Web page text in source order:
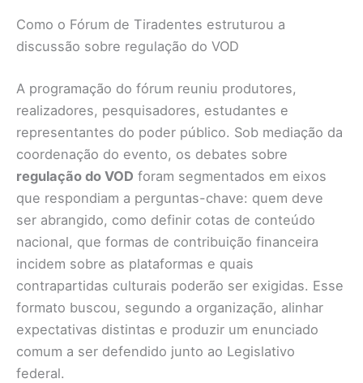
Como o Fórum de Tiradentes estruturou a
discussão sobre regulação do VOD
A programação do fórum reuniu produtores,
realizadores, pesquisadores, estudantes e
representantes do poder público. Sob mediação da
coordenação do evento, os debates sobre
regulação do VOD foram segmentados em eixos
que respondiam a perguntas-chave: quem deve
ser abrangido, como definir cotas de conteúdo
nacional, que formas de contribuição financeira
incidem sobre as plataformas e quais
contrapartidas culturais poderão ser exigidas. Esse
formato buscou, segundo a organização, alinhar
expectativas distintas e produzir um enunciado
comum a ser defendido junto ao Legislativo
federal.